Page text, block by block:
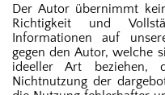
Der Autor übernimmt
Richtigkeit und
Informationen auf
gegen den Autor, welche
ideeller Art beziehen,
Nichtnutzung der